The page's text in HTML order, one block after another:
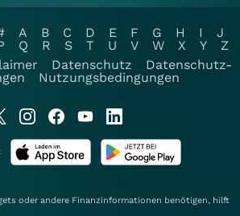
A B C D E F G H I
J
Q R S T U V W X Y
Z
Datenschutz
Datenschutz-
Nutzungsbedingungen
oder andere Finanzinformationen benötigen, hilft